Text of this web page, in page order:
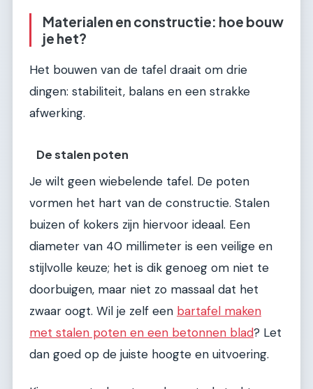
Materialen en constructie: hoe bouw
je het?
Het bouwen van de tafel draait om drie
dingen: stabiliteit, balans en een strakke
afwerking.
De stalen poten
Je wilt geen wiebelende tafel. De poten
vormen het hart van de constructie. Stalen
buizen of kokers zijn hiervoor ideaal. Een
diameter van 40 millimeter is een veilige en
stijlvolle keuze; het is dik genoeg om niet te
doorbuigen, maar niet zo massaal dat het
zwaar oogt. Wil je zelf een bartafel maken
met stalen poten en een betonnen blad? Let
dan goed op de juiste hoogte en uitvoering.